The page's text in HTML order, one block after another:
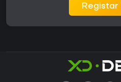
Registar